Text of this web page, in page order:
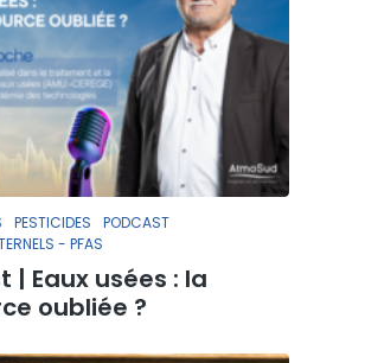
PESTICIDES
PODCAST
- PFAS
| Eaux usées : la
oubliée ?